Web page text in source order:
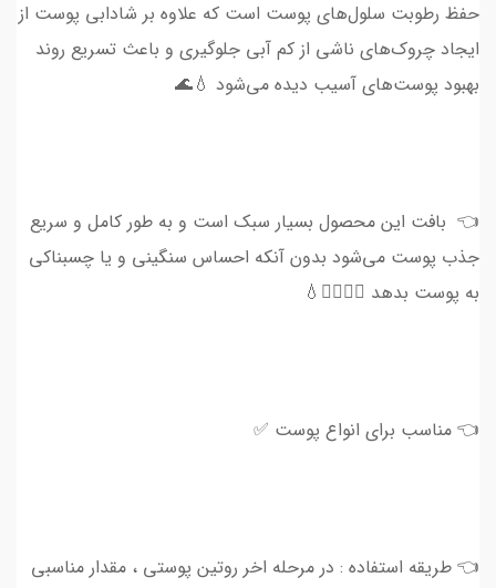
حفظ رطوبت سلول‌های پوست است که علاوه بر شادابی پوست از
ایجاد چروک‌های ناشی از کم آبی جلوگیری و باعث تسریع روند
بهبود پوست‌های آسیب دیده می‌شود 💧🌊
👈 بافت این محصول بسیار سبک است و به طور کامل و سریع
جذب پوست می‌شود بدون آنکه احساس سنگینی و یا چسبناکی
به پوست بدهد 💆🏻‍♀✨💧
👈 مناسب برای انواع پوست ✅
👈 طریقه استفاده : در مرحله اخر روتین پوستی ، مقدار مناسبی